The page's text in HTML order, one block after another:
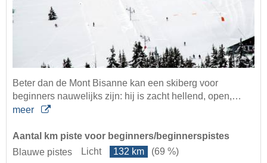
Beter dan de Mont Bisanne kan een skiberg voor
beginners nauwelijks zijn: hij is zacht hellend, open,…
meer
Aantal km piste voor beginners/beginnerspistes
Blauwe pistes
Licht 132 km
(69 %)